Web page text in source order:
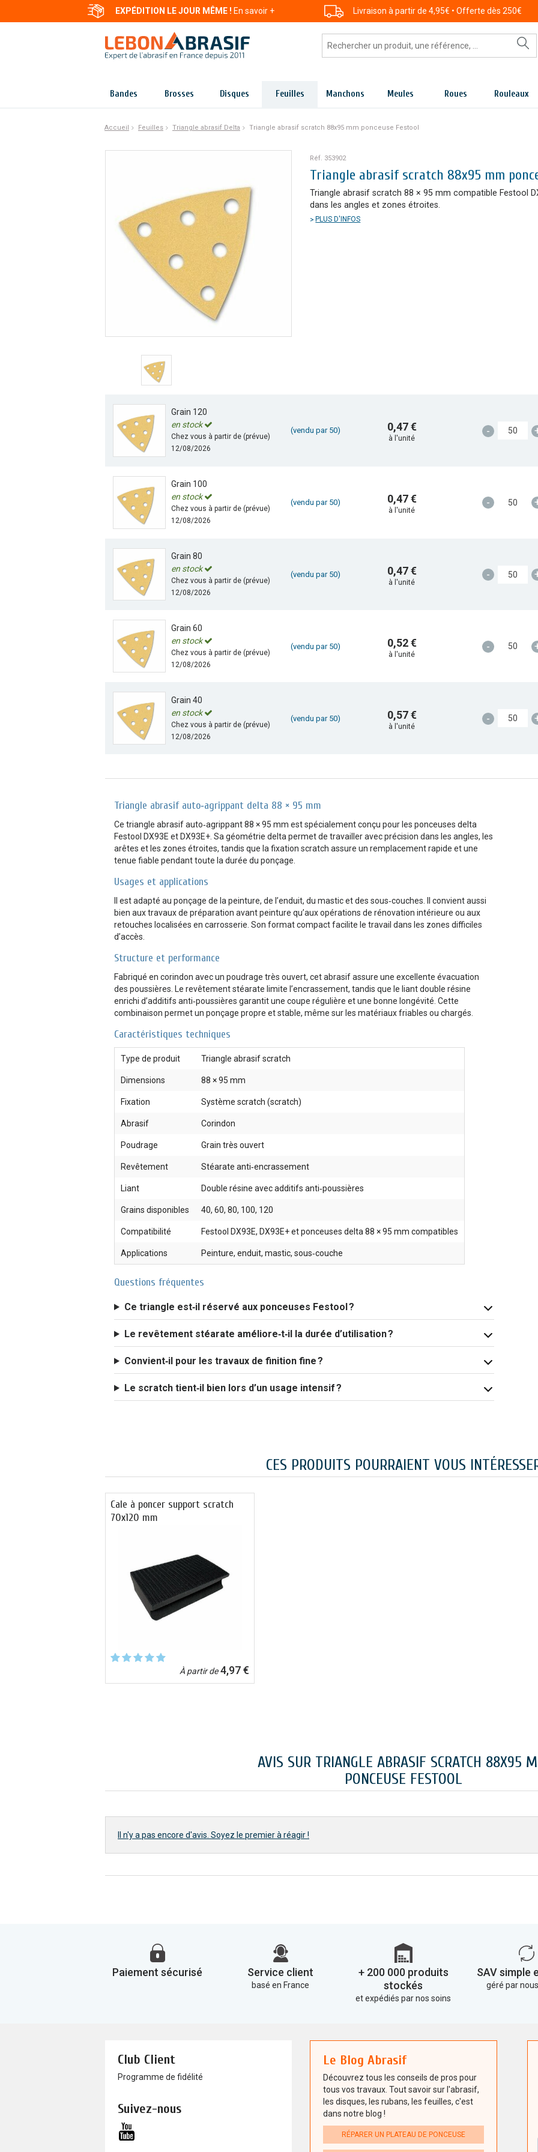
EXPÉDITION LE JOUR MÊME ! En savoir + Livraison à partir de 4,95€ • Offerte dès 250€
Bandes Brosses Disques Feuilles Manchons Meules Roues Rouleaux
Accueil Feuilles Triangle abrasif Delta Triangle abrasif scratch 88x95 mm ponceuse Festool
Réf. 353902
Triangle abrasif scratch 88x95 mm
Triangle abrasif scratch 88 × 95 mm compatible Festool
dans les angles et zones étroites.
PLUS D'INFOS
Grain 120
en stock
Chez vous à partir de (prévue)
12/08/2026
(vendu par 50) 0,47 €
à l'unité
-
Grain 100
en stock
Chez vous à partir de (prévue)
12/08/2026
(vendu par 50) 0,47 €
à l'unité
-
Grain 80
en stock
Chez vous à partir de (prévue)
12/08/2026
(vendu par 50) 0,47 €
à l'unité
-
Grain 60
en stock
Chez vous à partir de (prévue)
12/08/2026
(vendu par 50) 0,52 €
à l'unité
-
Grain 40
en stock
Chez vous à partir de (prévue)
12/08/2026
(vendu par 50) 0,57 €
à l'unité
-
Triangle abrasif auto‑agrippant delta 88 × 95 mm
Ce triangle abrasif auto‑agrippant 88 × 95 mm est spécialement conçu pour les ponceuses delta
Festool DX93E et DX93E+. Sa géométrie delta permet de travailler avec précision dans les angles, les
arêtes et les zones étroites, tandis que la fixation scratch assure un remplacement rapide et une
tenue fiable pendant toute la durée du ponçage.
Usages et applications
Il est adapté au ponçage de la peinture, de l’enduit, du mastic et des sous‑couches. Il convient aussi
bien aux travaux de préparation avant peinture qu’aux opérations de rénovation intérieure ou aux
retouches localisées en carrosserie. Son format compact facilite le travail dans les zones difficiles
d’accès.
Structure et performance
Fabriqué en corindon avec un poudrage très ouvert, cet abrasif assure une excellente évacuation
des poussières. Le revêtement stéarate limite l’encrassement, tandis que le liant double résine
enrichi d’additifs anti‑poussières garantit une coupe régulière et une bonne longévité. Cette
combinaison permet un ponçage propre et stable, même sur les matériaux friables ou chargés.
Caractéristiques techniques
Type de produit Triangle abrasif scratch
Dimensions 88 × 95 mm
Fixation Système scratch (scratch)
Abrasif Corindon
Poudrage Grain très ouvert
Revêtement Stéarate anti‑encrassement
Liant Double résine avec additifs anti‑poussières
Grains disponibles 40, 60, 80, 100, 120
Compatibilité Festool DX93E, DX93E+ et ponceuses delta 88 × 95 mm compatibles
Applications Peinture, enduit, mastic, sous‑couche
Questions fréquentes
Ce triangle est‑il réservé aux ponceuses Festool ?
Le revêtement stéarate améliore‑t‑il la durée d’utilisation ?
Convient‑il pour les travaux de finition fine ?
Le scratch tient‑il bien lors d’un usage intensif ?
CES PRODUITS POURRAIENT VOUS
Cale à poncer support scratch
70x120 mm
À partir de4,97 €
AVIS SUR TRIANGLE ABRASIF SCRATCH 88X95
PONCEUSE FESTOOL
Il n'y a pas encore d'avis. Soyez le premier à réagir !
Paiement sécurisé Service client
basé en France
+ 200 000 produits
stockés
et expédiés par nos soins
SAV simple
géré par
Club Client
Programme de fidélité
Suivez-nous
Le Blog Abrasif
Découvrez tous les conseils de pros pour
tous vos travaux. Tout savoir sur l'abrasif,
les disques, les rubans, les feuilles, c'est
dans notre blog !
RÉPARER UN PLATEAU DE PONCEUSE